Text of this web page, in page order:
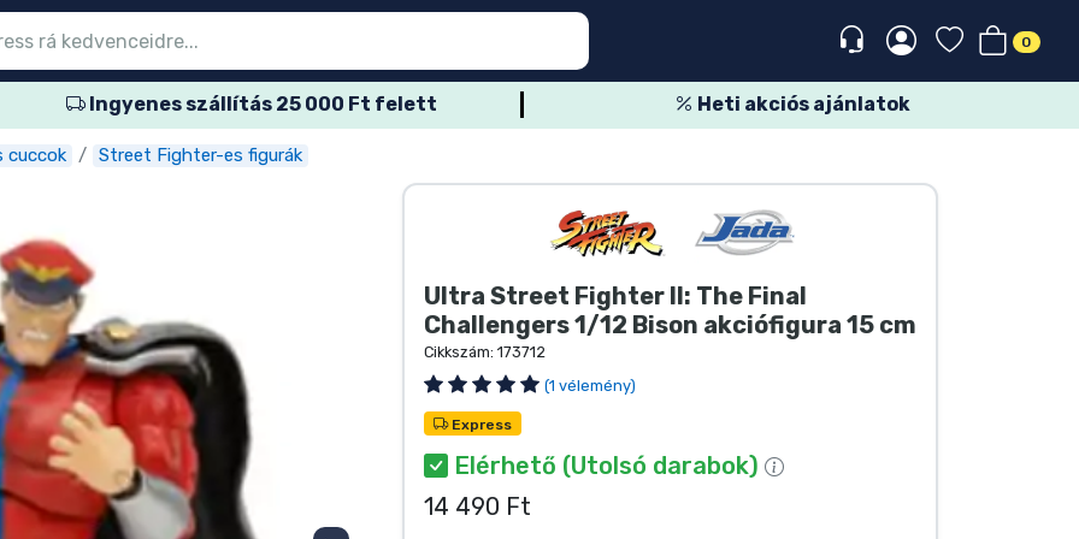
0
Ingyenes szállítás 25 000 Ft felett Heti akciós ajánlatok
cuccok Street Fighter-es figurák
Ultra Street Fighter II: The Final
Challengers 1/12 Bison akciófigura 15 cm
Cikkszám: 173712
(1 vélemény)
Express
Elérhető (Utolsó darabok)
14 490 Ft
termék
termék
termék
termék
termék
termék
termék